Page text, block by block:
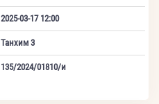
2025-03-17 12:00
Танхим 3
135/2024/01810/и